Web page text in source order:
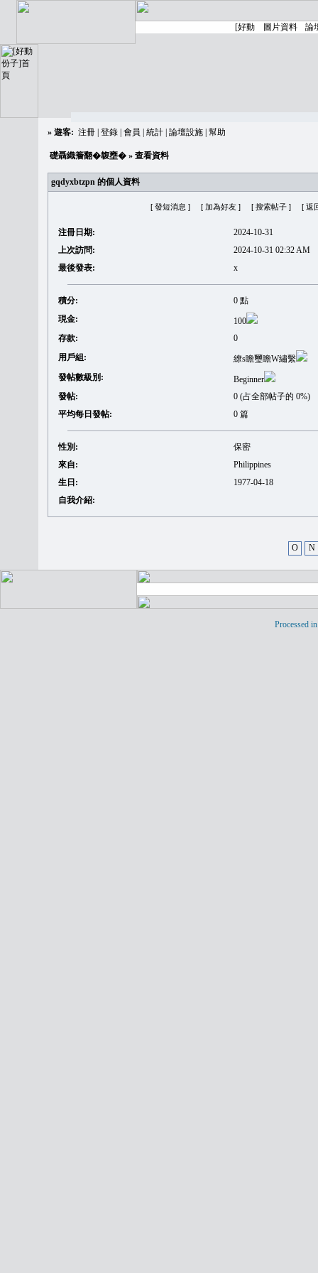
» 遊客: 注冊 登錄 會員 統計 論壇設施 幫助
礎聶織簷翻�䪖壅� » 查看資料
gqdyxbtzpn 的個人資料
[ 發短消息 ] [ 加為好友 ] [ 搜索帖子 ] [ 返
注冊日期:
2024-10-31
上次訪問:
2024-10-31 02:32 AM
最後發表:
x
積分:
0 點
現金:
100
存款:
0
用戶組:
繚s瞻璽瞻W繡繫
發帖數級別:
Beginner
發帖:
0 (占全部帖子的 0%)
平均每日發帖:
0 篇
性別:
保密
來自:
Philippines
生日:
1977-04-18
自我介紹:
O N
Processed